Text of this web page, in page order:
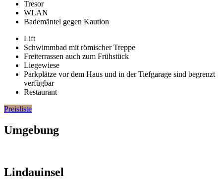
Tresor
WLAN
Bademäntel gegen Kaution
Lift
Schwimmbad mit römischer Treppe
Freiterrassen auch zum Frühstück
Liegewiese
Parkplätze vor dem Haus und in der Tiefgarage sind begrenzt
verfügbar
Restaurant
Preisliste
Umgebung
Lindauinsel